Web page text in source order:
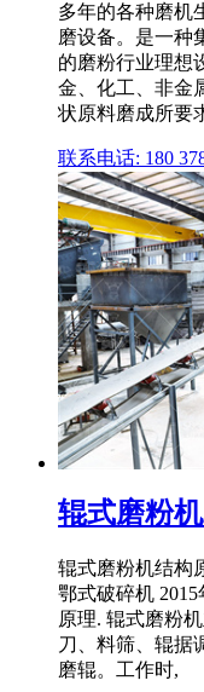
多年的各种磨机
磨设备。是一种
的磨粉行业理想
金、化工、非金
状原料磨成所要
联系电话: 180
辊式磨粉
辊式磨粉机结构
鄂式破碎机
原理. 辊式磨粉
刀、料筛、辊据
磨辊。工作时,